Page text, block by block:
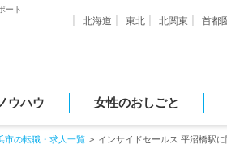
ート
北海道 東北 北関東 首都
ウハウ 女性のおしごと
市の転職・求人一覧 インサイドセールス 平沼橋駅